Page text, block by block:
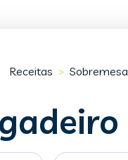
Receitas >